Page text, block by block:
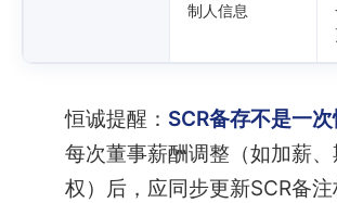
制人信息
恒诚提醒： SCR备存不是一
每次董事薪酬调整（如加薪
权）后，应同步更新SCR备